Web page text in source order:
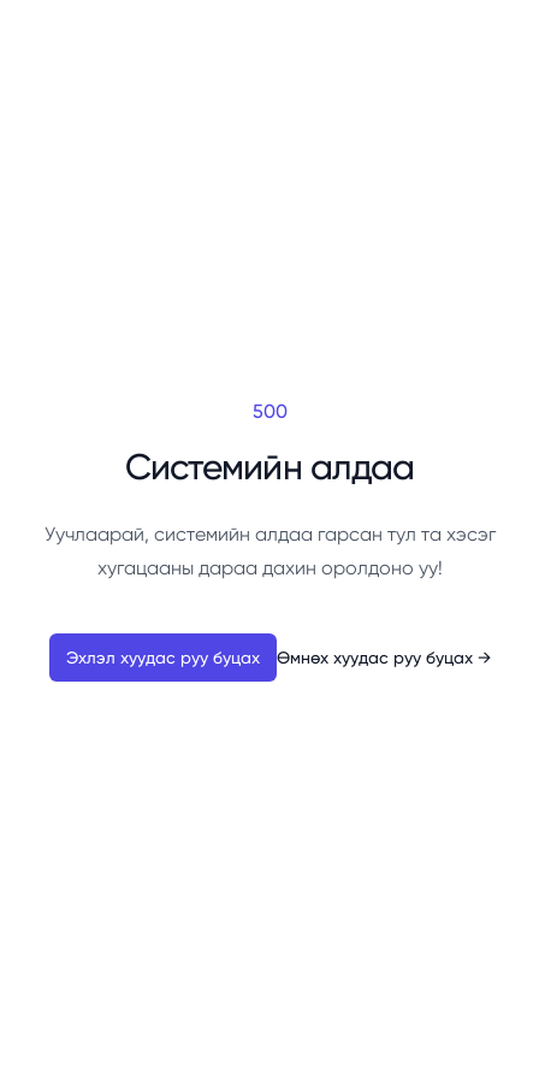
500
Системийн алдаа
Уучлаарай, системийн алдаа гарсан тул та хэсэг
хугацааны дараа дахин оролдоно уу!
Эхлэл хуудас руу буцах Өмнөх хуудас руу буцах →